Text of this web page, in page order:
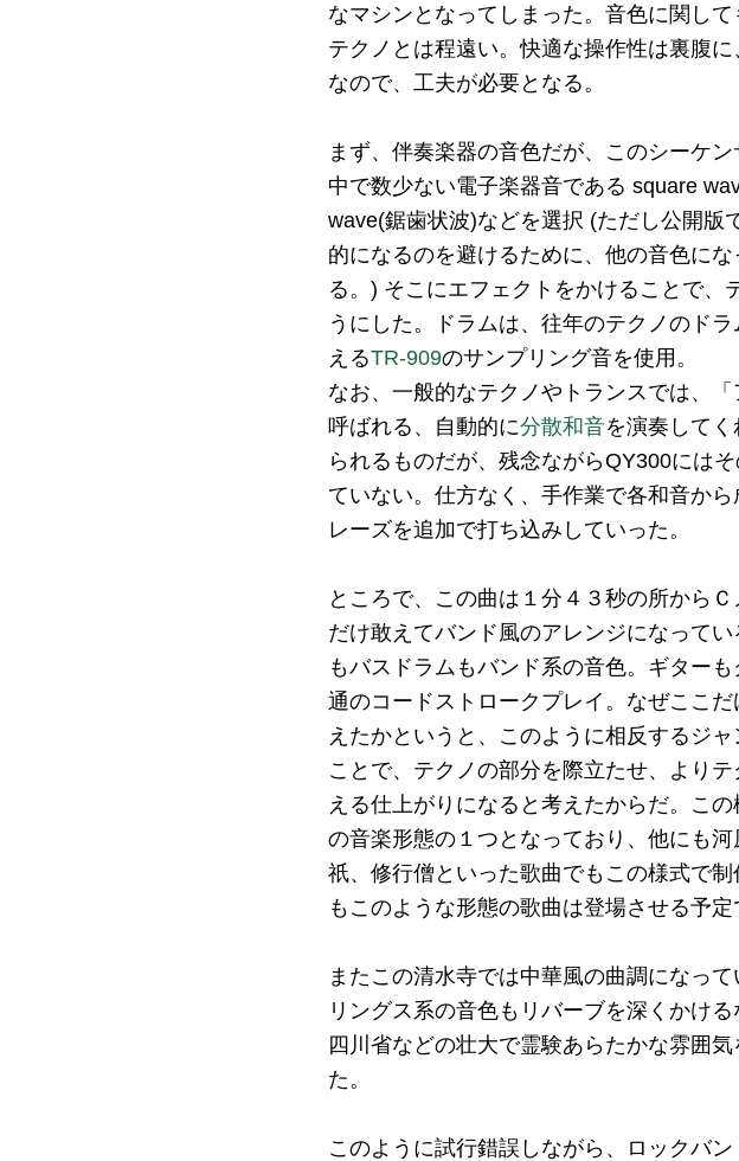
なマシンとなってしまった。音色に関し
テクノとは程遠い。快適な操作性は裏腹に
なので、工夫が必要となる。
まず、伴奏楽器の音色だが、このシーケ
中で数少ない電子楽器音である square
wave(鋸歯状波)などを選択 (ただし公開版
的になるのを避けるために、他の音色に
る。) そこにエフェクトをかけることで、
うにした。ドラムは、往年のテクノのド
えるTR-909のサンプリング音を使用。
なお、一般的なテクノやトランスでは、「
呼ばれる、自動的に分散和音を演奏して
られるものだが、残念ながらQY300には
ていない。仕方なく、手作業で各和音か
レーズを追加で打ち込みしていった。
ところで、この曲は１分４３秒の所からＣ
だけ敢えてバンド風のアレンジになって
もバスドラムもバンド系の音色。ギター
通のコードストロークプレイ。なぜここ
えたかというと、このように相反するジ
ことで、テクノの部分を際立たせ、よりテ
える仕上がりになると考えたからだ。こ
の音楽形態の１つとなっており、他にも
祇、修行僧といった歌曲でもこの様式で
もこのような形態の歌曲は登場させる予定
またこの清水寺では中華風の曲調になっ
リングス系の音色もリバーブを深くかけ
四川省などの壮大で霊験あらたかな雰囲
た。
このように試行錯誤しながら、ロックバ